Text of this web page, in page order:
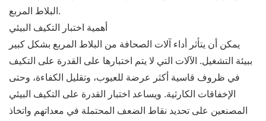
البلاط المربع.
أهمية اختبار التكيف البيئي
يمكن أن يتأثر أداء آلات الصحافة من البلاط المربع بشكل كبير
ببيئة التشغيل. الآلات التي لا يتم اختبارها على القدرة على التكيف
في ظروف قاسية أكثر عرضة للعيوب، وتقليل الكفاءة، وحتى
الإخفاقات الكارثية. ويساعد اختبار القدرة على التكيف البيئي
المصنعين على تحديد نقاط الضعف المحتملة في معداتهم واتخاذ